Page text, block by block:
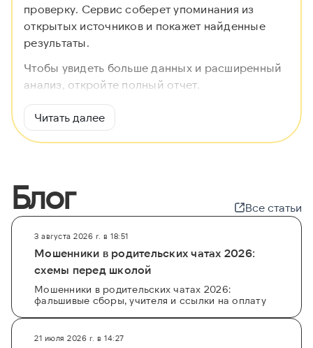
проверку. Сервис соберет упоминания из
открытых источников и покажет найденные
результаты.
Чтобы увидеть больше данных и расширенный
анализ, откройте полный отчет.
Читать далее
Блог Все статьи
3 августа 2026 г. в 18:51
Мошенники в родительских чатах 2026:
схемы перед школой
Мошенники в родительских чатах 2026:
фальшивые сборы, учителя и ссылки на оплату
21 июля 2026 г. в 14:27